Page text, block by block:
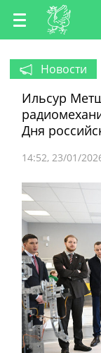
RU
EN
Новости
Ильсур
Дня
14:52 23/01/